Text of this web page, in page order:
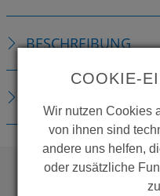
BESCHREIBUNG
COOKIE-
Wir nutzen Cookies
von ihnen sind
andere uns helfen,
oder zusätzliche